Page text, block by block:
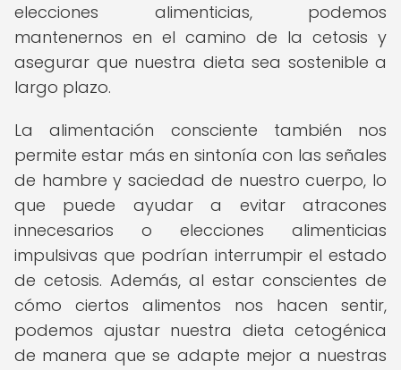
elecciones alimenticias, podemos
mantenernos en el camino de la cetosis y
asegurar que nuestra dieta sea sostenible a
largo plazo.
La alimentación consciente también nos
permite estar más en sintonía con las señales
de hambre y saciedad de nuestro cuerpo, lo
que puede ayudar a evitar atracones
innecesarios o elecciones alimenticias
impulsivas que podrían interrumpir el estado
de cetosis. Además, al estar conscientes de
cómo ciertos alimentos nos hacen sentir,
podemos ajustar nuestra dieta cetogénica
de manera que se adapte mejor a nuestras